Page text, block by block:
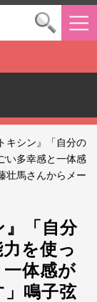
キシン』「自分の
い多幸感と一体感
壮馬さんからメー
「自分
を使っ
体感が
鳴子弦